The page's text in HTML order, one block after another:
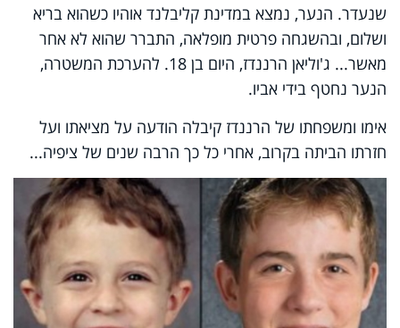
שנעדר. הנער, נמצא במדינת קליבלנד אוהיו כשהוא בריא
ושלום, ובהשגחה פרטית מופלאה, התברר שהוא לא אחר
מאשר... ג'וליאן הרננדז, היום בן 18. להערכת המשטרה,
הנער נחטף בידי אביו.
אימו ומשפחתו של הרננדז קיבלה הודעה על מציאתו ועל
חזרתו הביתה בקרוב, אחרי כל כך הרבה שנים של ציפיה...